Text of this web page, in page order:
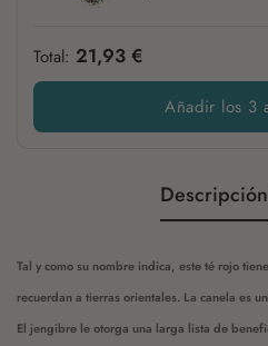
Total: 21,93 €
Añadir los 3
Descripción
Tal y como su nombre indica, este té rojo
recuerdan a tierras orientales. La canela es
El jengibre le otorga una larga lista de